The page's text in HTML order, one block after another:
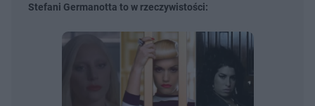
Stefani Germanotta to w rzeczywistości: